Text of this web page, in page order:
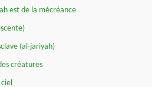
est de la mécréance
(al-jariyah)
créatures